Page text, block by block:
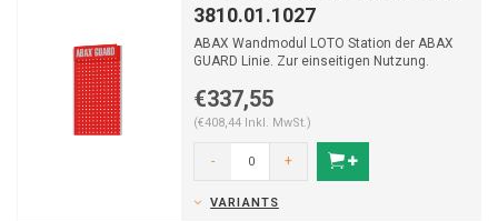
3810.01.1027
ABAX Wandmodul LOTO Station der ABAX
GUARD Linie. Zur einseitigen Nutzung.
€337,55
(€408,44 Inkl. MwSt.)
- +
VARIANTS